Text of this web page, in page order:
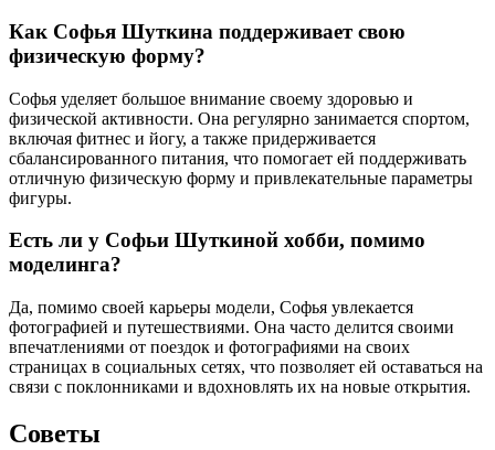
Как Софья Шуткина поддерживает свою
физическую форму?
Софья уделяет большое внимание своему здоровью и
физической активности. Она регулярно занимается спортом,
включая фитнес и йогу, а также придерживается
сбалансированного питания, что помогает ей поддерживать
отличную физическую форму и привлекательные параметры
фигуры.
Есть ли у Софьи Шуткиной хобби, помимо
моделинга?
Да, помимо своей карьеры модели, Софья увлекается
фотографией и путешествиями. Она часто делится своими
впечатлениями от поездок и фотографиями на своих
страницах в социальных сетях, что позволяет ей оставаться на
связи с поклонниками и вдохновлять их на новые открытия.
Советы